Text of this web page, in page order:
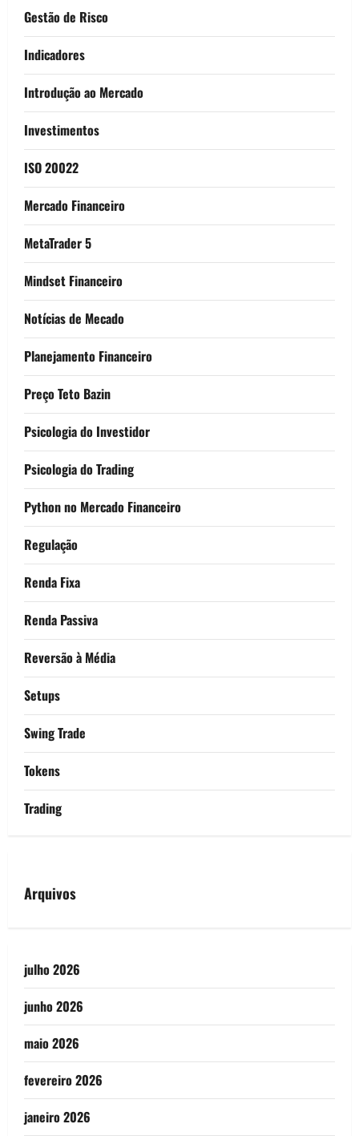
Gestão de Risco
Indicadores
Introdução ao Mercado
Investimentos
ISO 20022
Mercado Financeiro
MetaTrader 5
Mindset Financeiro
Notícias de Mecado
Planejamento Financeiro
Preço Teto Bazin
Psicologia do Investidor
Psicologia do Trading
Python no Mercado Financeiro
Regulação
Renda Fixa
Renda Passiva
Reversão à Média
Setups
Swing Trade
Tokens
Trading
Arquivos
julho 2026
junho 2026
maio 2026
fevereiro 2026
janeiro 2026